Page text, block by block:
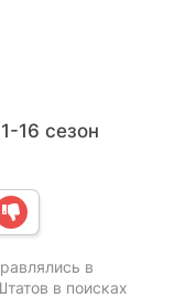
1-16 сезон
в
в поисках